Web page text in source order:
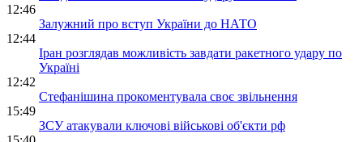
12:46
Залужний про вступ України до НАТО
12:44
Іран розглядав можливість завдати ракетного удару по
Україні
12:42
Стефанішина прокоментувала своє звільнення
15:49
ЗСУ атакували ключові військові об'єкти рф